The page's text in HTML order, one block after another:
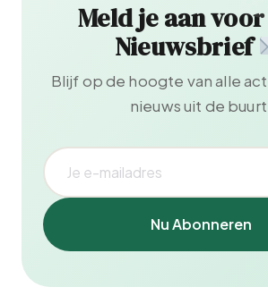
Meld je aan
Nieuwsbrief
Blijf op de hoogte van alle
nieuws uit de
Nu Abonneren